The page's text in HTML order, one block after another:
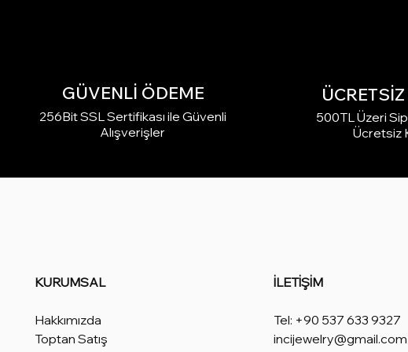
GÜVENLİ ÖDEME
256Bit SSL Sertifikası ile Güvenli
Alışverişler
500TL Üzeri
Ücretsiz
KURUMSAL
Hakkımızda
Toptan Satış
İLETİŞİM
Tel: +90 537 633 9327
incijewelry@gmail.com